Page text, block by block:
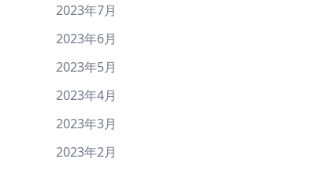
2023年7月
2023年6月
2023年5月
2023年4月
2023年3月
2023年2月